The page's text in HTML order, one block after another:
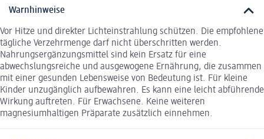
Warnhinweise
Vor Hitze und direkter Lichteinstrahlung schützen. Die empfohlene
tägliche Verzehrmenge darf nicht überschritten werden.
Nahrungsergänzungsmittel sind kein Ersatz für eine
abwechslungsreiche und ausgewogene Ernährung, die zusammen
mit einer gesunden Lebensweise von Bedeutung ist. Für kleine
Kinder unzugänglich aufbewahren. Es kann eine leicht abführende
Wirkung auftreten. Für Erwachsene. Keine weiteren
magnesiumhaltigen Präparate zusätzlich einnehmen.